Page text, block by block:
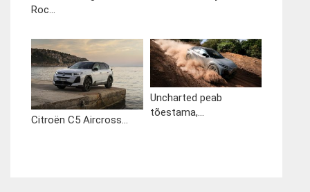
Roc...
Citroën C5 Aircross...
Uncharted peab
tõestama,...